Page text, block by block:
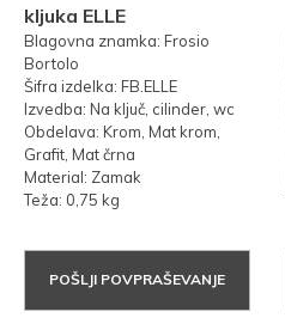
kljuka ELLE
Blagovna znamka: Frosio
Bortolo
Šifra izdelka: FB.ELLE
Izvedba: Na ključ, cilinder, wc
Obdelava: Krom, Mat krom,
Grafit, Mat črna
Material: Zamak
Teža: 0,75 kg
POŠLJI POVPRAŠEVANJE